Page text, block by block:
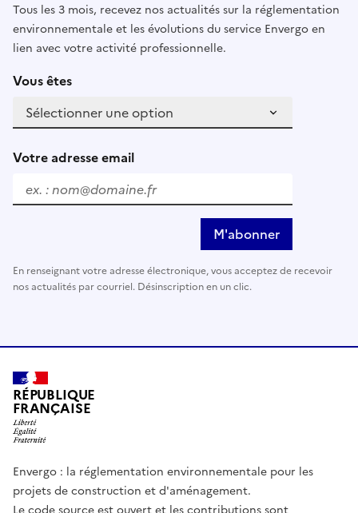
Tous les 3 mois, recevez nos actualités sur la réglementation
environnementale et les évolutions du service Envergo en
lien avec votre activité professionnelle.
Vous êtes
Votre adresse email
M'abonner
En renseignant votre adresse électronique, vous acceptez de recevoir
nos actualités par courriel. Désinscription en un clic.
RÉPUBLIQUE
FRANÇAISE
Envergo : la réglementation environnementale pour les
projets de construction et d'aménagement.